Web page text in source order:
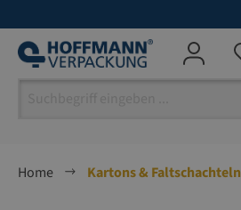
Home
Kartons & Faltschachteln